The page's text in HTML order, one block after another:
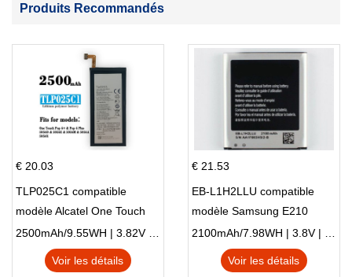
Produits Recommandés
€ 20.03
TLP025C1 compatible
modèle Alcatel One Touch
Pop 4 Plus OT-5056D
2500mAh/9.55WH | 3.82V | Li-ion ...
Voir les détails
€ 21.53
EB-L1H2LLU compatible
modèle Samsung E210
E210K i939
2100mAh/7.98WH | 3.8V | Li-ion ...
Voir les détails